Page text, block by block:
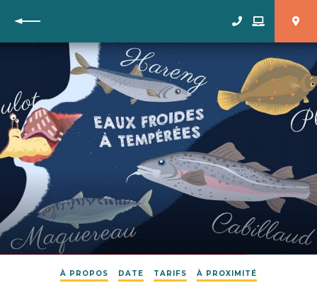
Retour
À PROPOS DATE TARIFS À PROXIMITÉ